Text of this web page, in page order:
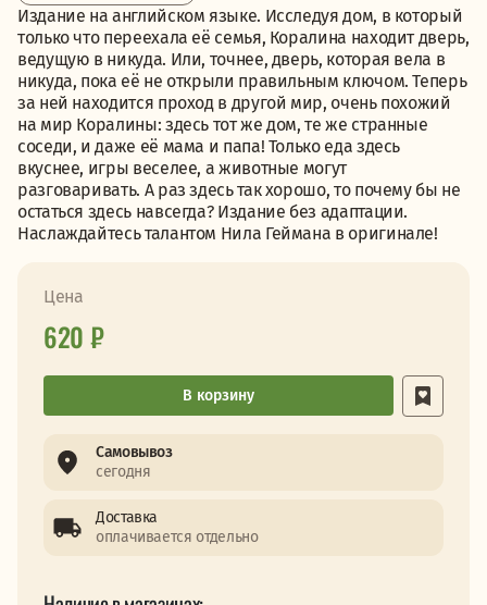
Издание на английском языке. Исследуя дом, в который
только что переехала её семья, Коралина находит дверь,
ведущую в никуда. Или, точнее, дверь, которая вела в
никуда, пока её не открыли правильным ключом. Теперь
за ней находится проход в другой мир, очень похожий
на мир Коралины: здесь тот же дом, те же странные
соседи, и даже её мама и папа! Только еда здесь
вкуснее, игры веселее, а животные могут
разговаривать. А раз здесь так хорошо, то почему бы не
остаться здесь навсегда? Издание без адаптации.
Наслаждайтесь талантом Нила Геймана в оригинале!
Цена
620 ₽
В корзину
Самовывоз
сегодня
Доставка
оплачивается отдельно